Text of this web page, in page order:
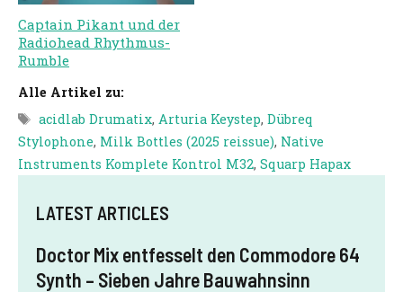
Captain Pikant und der
Radiohead Rhythmus-
Rumble
Alle Artikel zu:
Schlagwörter
acidlab Drumatix,Arturia Keystep,Dübreq
Stylophone, Milk Bottles (2025 reissue), Native
Instruments Komplete Kontrol M32, Squarp Hapax
LATEST ARTICLES
Doctor Mix entfesselt den Commodore 64
Synth – Sieben Jahre Bauwahnsinn